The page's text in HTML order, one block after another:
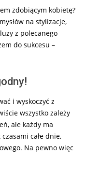
zdobiącym kobietę?
na stylizacje,
z polecanego
do sukcesu –
i wyskoczyć z
wszystko zależy
ale każdy ma
całe dnie,
Na pewno więc